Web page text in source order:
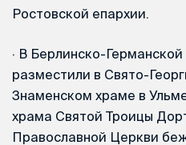
Ростовской епархии.
· В Берлинско-
разместили в Свято-
Знаменском храме в
храма Святой Троицы
Православной Церкви